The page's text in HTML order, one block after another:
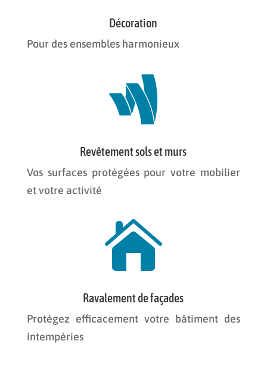
Décoration
Pour des ensembles harmonieux

Revêtement sols et murs
Vos surfaces protégées pour votre mobilier
et votre activité

Ravalement de façades
Protégez efficacement votre bâtiment des
intempéries